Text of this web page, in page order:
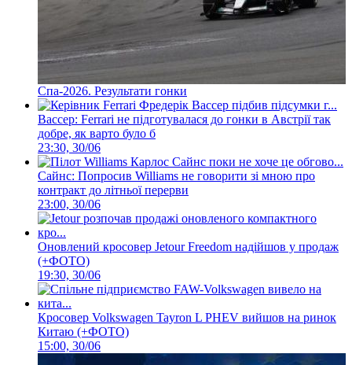
Спа-2026. Результати гонки
Вассер: Ferrari не підготувалася до гонки в Австрії так
добре, як варто було б
23:30, 30/06
Сайнс: Попросив Williams не говорити зі мною про
контракт до літньої перерви
23:00, 30/06
Оновлений кросовер Jetour Freedom надійшов у продаж
(+ФОТО)
19:30, 30/06
Кросовер Volkswagen Tayron L PHEV вийшов на ринок
Китаю (+ФОТО)
15:00, 30/06